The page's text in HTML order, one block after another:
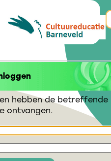
hebben de betreffende
ontvangen.